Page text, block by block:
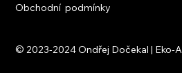
© 2023-2024 Ondřej Dočekal | Eko-
Obchodní podmínky